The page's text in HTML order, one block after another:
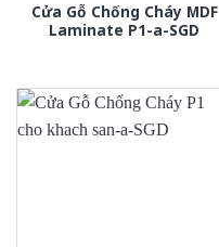
Cửa Gỗ Chống Cháy MDF
Laminate P1-a-SGD